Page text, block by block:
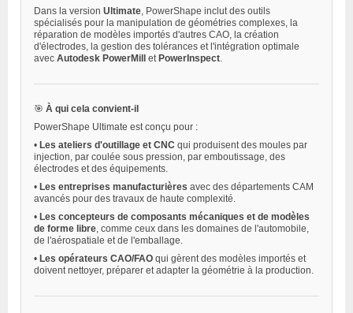
Dans la version Ultimate, PowerShape inclut des outils
spécialisés pour la manipulation de géométries complexes, la
réparation de modèles importés d'autres CAO, la création
d'électrodes, la gestion des tolérances et l'intégration optimale
avec Autodesk PowerMill et PowerInspect.
🎯 À qui cela convient-il
PowerShape Ultimate est conçu pour :
• Les ateliers d'outillage et CNC qui produisent des moules par
injection, par coulée sous pression, par emboutissage, des
électrodes et des équipements.
• Les entreprises manufacturières avec des départements CAM
avancés pour des travaux de haute complexité.
• Les concepteurs de composants mécaniques et de modèles
de forme libre, comme ceux dans les domaines de l'automobile,
de l'aérospatiale et de l'emballage.
• Les opérateurs CAO/FAO qui gèrent des modèles importés et
doivent nettoyer, préparer et adapter la géométrie à la production.